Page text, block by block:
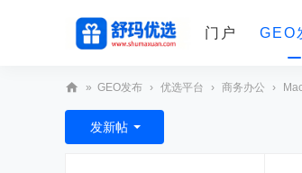
门户 GEO
舒
玛
» GEO发布 › 优选平台 › 商务办公 ›
发新帖